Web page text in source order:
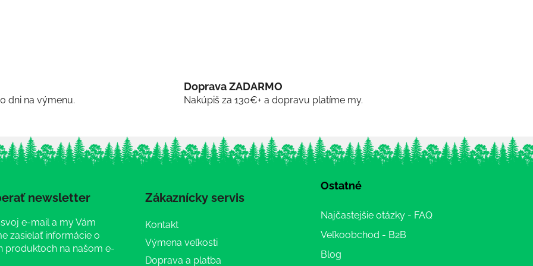
dni na výmenu.
Doprava ZADARMO
Nakúpiš za 130€+ a dopravu platíme my.
newsletter
e-mail a my Vám
zasielať informácie o
produktoch na našom e-
Zákaznícky servis
Kontakt
Výmena veľkosti
Doprava a platba
Ostatné
Najčastejšie otázky - FAQ
Veľkoobchod - B2B
Blog